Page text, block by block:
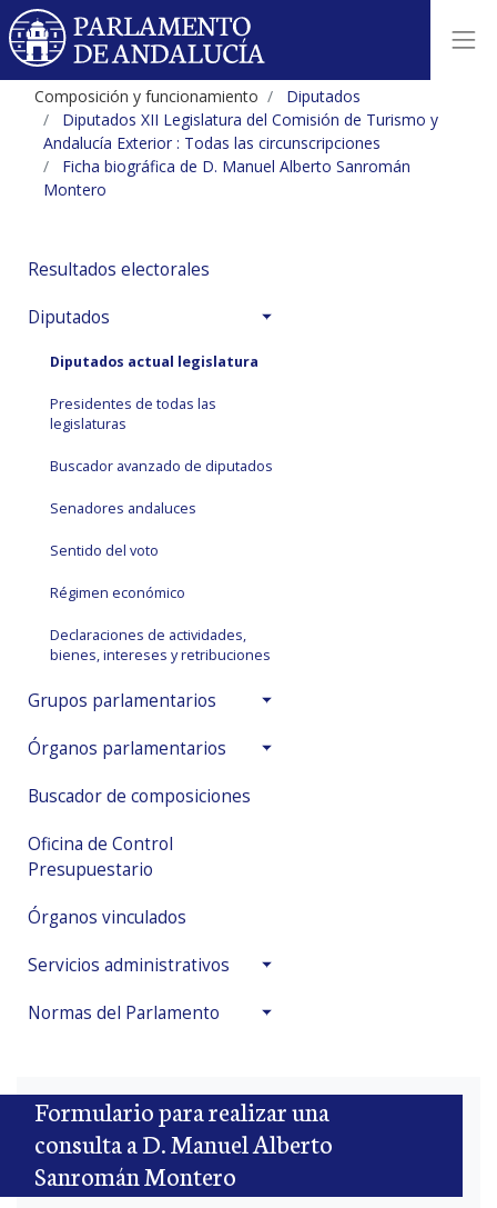
Composición y funcionamiento
Diputados
Diputados XII Legislatura del Comisión de Turismo y
Andalucía Exterior : Todas las circunscripciones
Ficha biográfica de D. Manuel Alberto Sanromán
Montero
Resultados electorales
Diputados
Diputados actual legislatura
Presidentes de todas las
legislaturas
Buscador avanzado de diputados
Senadores andaluces
Sentido del voto
Régimen económico
Declaraciones de actividades,
bienes, intereses y retribuciones
Grupos parlamentarios
Órganos parlamentarios
Buscador de composiciones
Oficina de Control
Presupuestario
Órganos vinculados
Servicios administrativos
Normas del Parlamento
Formulario para realizar una
consulta a D. Manuel Alberto
Sanromán Montero